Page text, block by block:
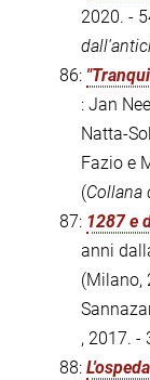
2020. -
86:
: Jan
Natta-
Fazio e
(Collana
87: 1287 e
anni
(Milano,
, 2017. -
88: